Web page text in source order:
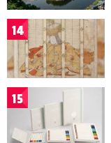
14
15